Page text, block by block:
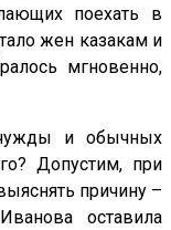
поехать в
жен казакам и
мгновенно,
и обычных
Допустим, при
причину –
оставила